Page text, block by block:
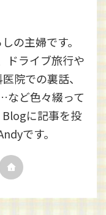
の主婦です。
ドライブ旅行や
院での裏話、
など色々綴って
Blogに記事を投
です。